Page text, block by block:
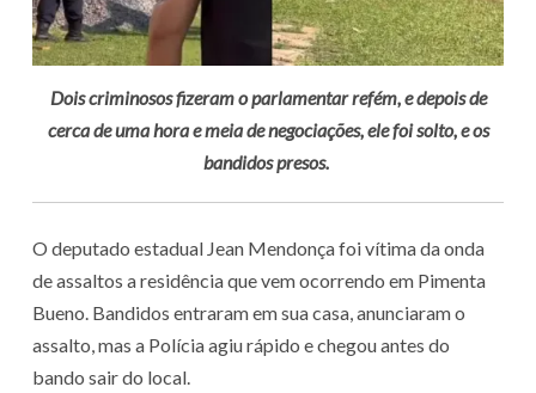
Dois criminosos fizeram o parlamentar refém, e depois de
cerca de uma hora e meia de negociações, ele foi solto, e os
bandidos presos.
O deputado estadual Jean Mendonça foi vítima da onda
de assaltos a residência que vem ocorrendo em Pimenta
Bueno. Bandidos entraram em sua casa, anunciaram o
assalto, mas a Polícia agiu rápido e chegou antes do
bando sair do local.